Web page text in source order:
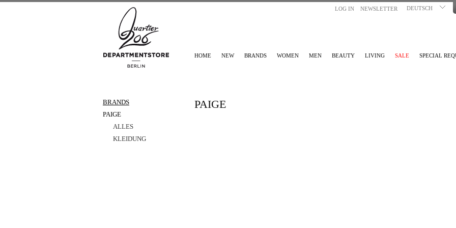
LOG IN NEWSLETTER DEUTSCH
HOME NEW BRANDS WOMEN MEN BEAUTY LIVING SALE SPECIAL
BRANDS
PAIGE
ALLES
KLEIDUNG
PAIGE